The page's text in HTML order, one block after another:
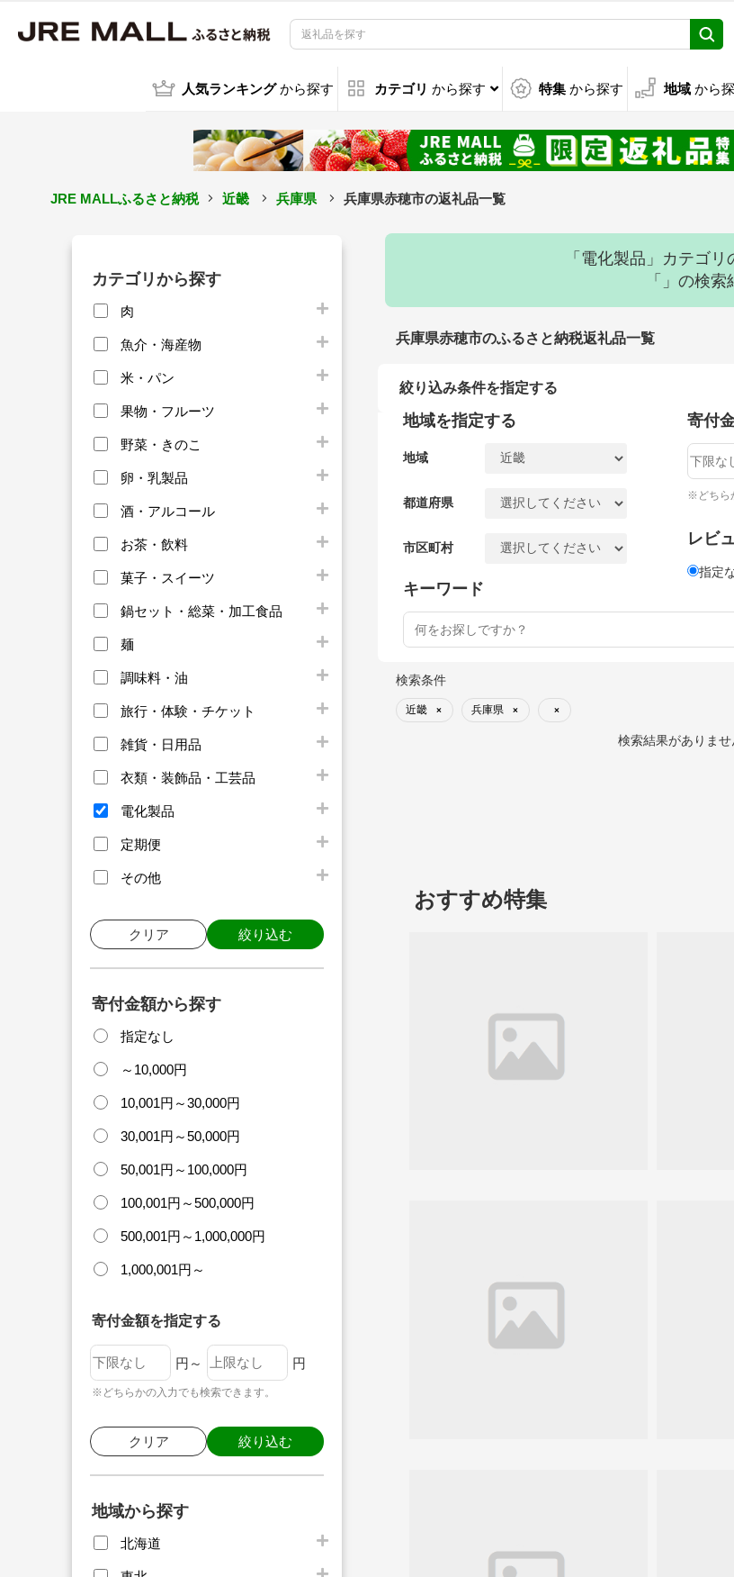
人気ランキング から探す カテゴリ から探す 特集 から探す 地域 から
JRE MALLふるさと納税 近畿 兵庫県 兵庫県赤穂市の返礼品一覧
カテゴリから探す
肉
魚介・海産物
米・パン
果物・フルーツ
野菜・きのこ
卵・乳製品
酒・アルコール
お茶・飲料
菓子・スイーツ
鍋セット・総菜・加工食品
麺
調味料・油
旅行・体験・チケット
雑貨・日用品
衣類・装飾品・工芸品
電化製品
定期便
その他
クリア 絞り込む
寄付金額から探す
指定なし
～10,000円
10,001円～30,000円
30,001円～50,000円
50,001円～100,000円
100,001円～500,000円
500,001円～1,000,000円
1,000,001円～
寄付金額を指定する
円～ 円
※どちらかの入力でも検索できます。
クリア 絞り込む
地域から探す
北海道
「電化製品」カテゴ
「」の検
兵庫県赤穂市のふるさと納税返礼品一覧
絞り込み条件を指定する
地域を指定する
地域
都道府県
市区町村
寄付
※どちら
レビ
指定
キーワード
検索条件
近畿 × 兵庫県 × ×
検索結果がありませ
おすすめ特集